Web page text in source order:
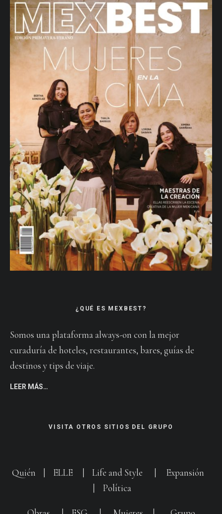
¿QUÉ ES MEXBEST?
Somos una plataforma always-on con la mejor
curaduría de hoteles, restaurantes, bares, guías de
destinos y tips de viaje.
LEER MÁS…
VISITA OTROS SITIOS DEL GRUPO
Quién ELLE Life and Style
Expansión
Política